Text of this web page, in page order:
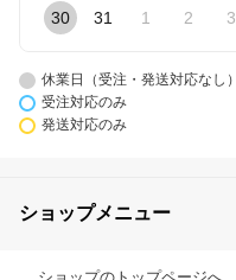
30 31 1 2 3
休業日（受注・発送対応なし）
受注対応のみ
発送対応のみ
ショップメニュー